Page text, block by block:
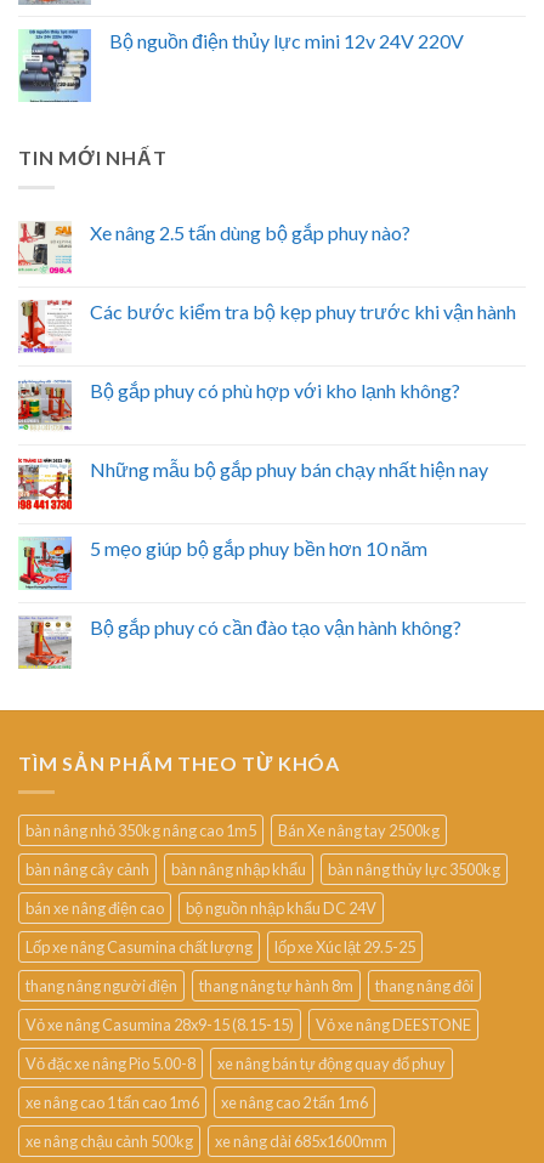
Bộ nguồn điện thủy lực mini 12v 24V 220V
TIN MỚI NHẤT
Xe nâng 2.5 tấn dùng bộ gắp phuy nào?
Các bước kiểm tra bộ kẹp phuy trước khi vận hành
Bộ gắp phuy có phù hợp với kho lạnh không?
Những mẫu bộ gắp phuy bán chạy nhất hiện nay
5 mẹo giúp bộ gắp phuy bền hơn 10 năm
Bộ gắp phuy có cần đào tạo vận hành không?
TÌM SẢN PHẨM THEO TỪ KHÓA
bàn nâng nhỏ 350kg nâng cao 1m5
Bán Xe nâng tay 2500kg
bàn nâng cây cảnh
bàn nâng nhập khẩu
bàn nâng thủy lực 3500kg
bán xe nâng điện cao
bộ nguồn nhập khẩu DC 24V
Lốp xe nâng Casumina chất lượng
lốp xe Xúc lật 29.5-25
thang nâng người điện
thang nâng tự hành 8m
thang nâng đôi
Vỏ xe nâng Casumina 28x9-15 (8.15-15)
Vỏ xe nâng DEESTONE
Vỏ đặc xe nâng Pio 5.00-8
xe nâng bán tự động quay đổ phuy
xe nâng cao 1 tấn cao 1m6
xe nâng cao 2 tấn 1m6
xe nâng chậu cảnh 500kg
xe nâng dài 685x1600mm